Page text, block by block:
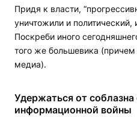
Придя к власти,
уничтожили и
Поскреби иного
того же большевика
медиа).
Удержаться от соблазна
информационной войны